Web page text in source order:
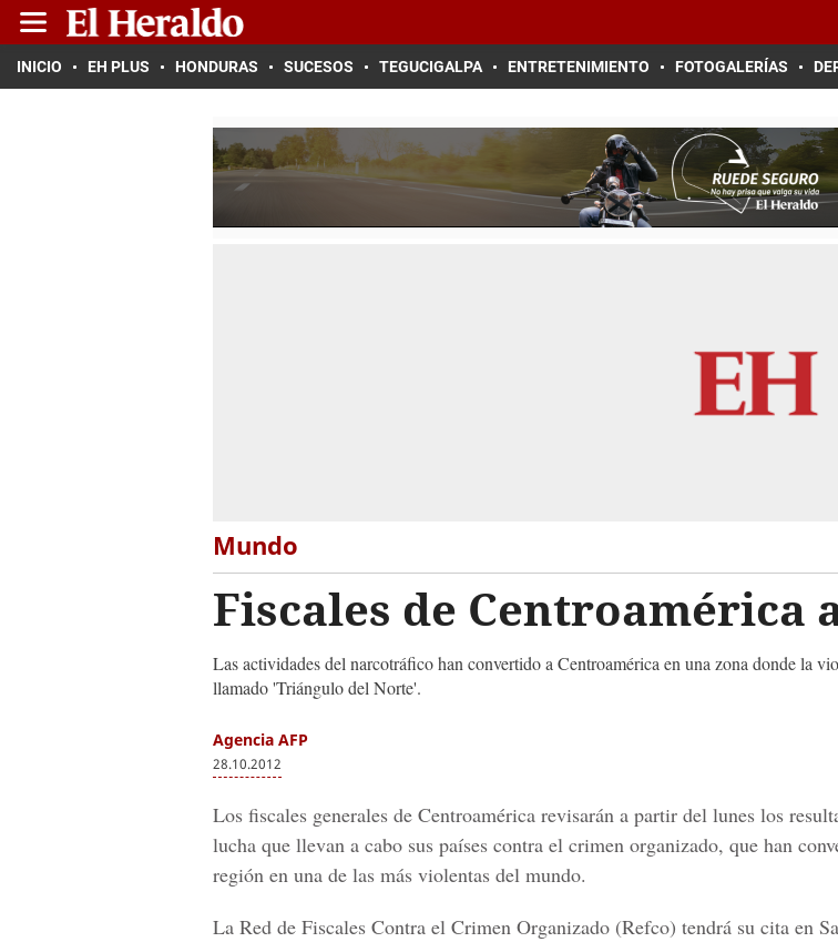
INICIO EH PLUS HONDURAS SUCESOS TEGUCIGALPA ENTRETENIMIENTO FOTOGALERÍAS
Mundo
Fiscales de Centroamérica
Las actividades del narcotráfico han convertido a Centroamérica en una zona donde la
llamado 'Triángulo del Norte'.
Agencia AFP
28.10.2012
Los fiscales generales de Centroamérica revisarán a partir del lunes los
lucha que llevan a cabo sus países contra el crimen organizado, que han
región en una de las más violentas del mundo.
La Red de Fiscales Contra el Crimen Organizado (Refco) tendrá su cita en